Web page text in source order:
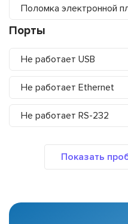
Поломка электронной
Порты
Не работает USB
Не работает Ethernet
Не работает RS-232